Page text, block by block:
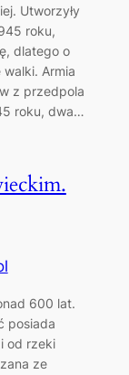
Utworzyły
roku,
dlatego o
Armia
z przedpola
roku, dwa…
600 lat.
posiada
od rzeki
ze